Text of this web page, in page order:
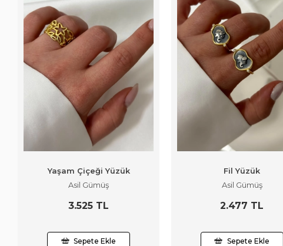
Yaşam Çiçeği Yüzük
Asil Gümüş
3.525 TL
Sepete Ekle
Fil Yüzük
Asil Gümüş
2.477 TL
Sepete Ekle